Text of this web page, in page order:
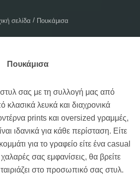
σελίδα Πουκάμισα
Πουκάμισα
σας με τη συλλογή μας από
κλασικά λευκά και διαχρονικά
prints και oversized γραμμές,
ιδανικά για κάθε περίσταση. Είτε
για το γραφείο είτε ένα casual
σας εμφανίσεις, θα βρείτε
στο προσωπικό σας στυλ.